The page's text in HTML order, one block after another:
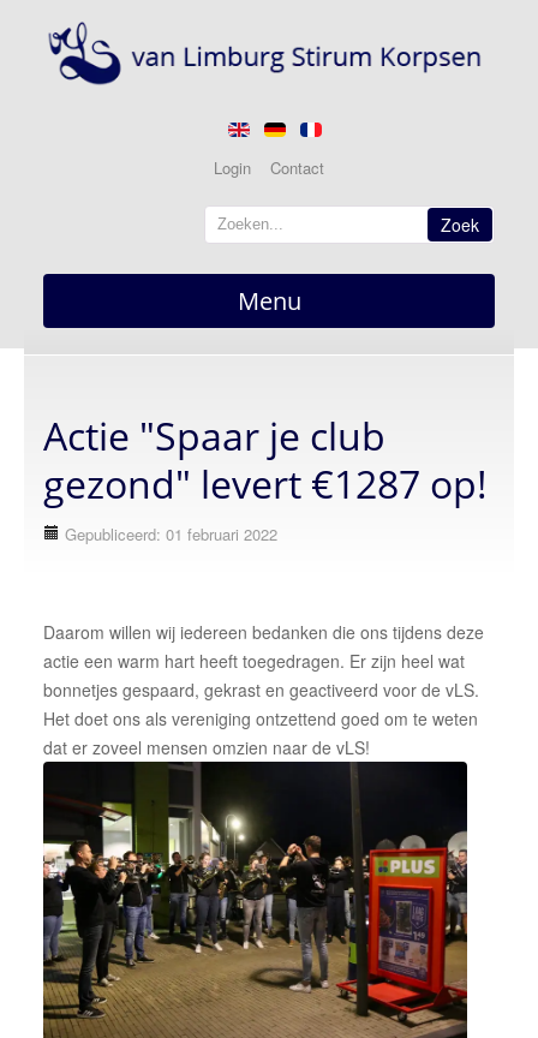
Login Contact
Zoek
Menu
Home
Nieuws
actueel
Berichten
Optredens
vLS Algemeen
vLS Samen Muziek Maken
vLS Muziekopleiding
Jong van Limburg Stirum band
van Limburg Stirum band
vLS Fanfare Orkest
Lid worden
Sponsoren
Actie "Spaar je club
gezond" levert €1287 op!
Gepubliceerd: 01 februari 2022
Daarom willen wij iedereen bedanken die ons tijdens deze
actie een warm hart heeft toegedragen. Er zijn heel wat
bonnetjes gespaard, gekrast en geactiveerd voor de vLS.
Het doet ons als vereniging ontzettend goed om te weten
dat er zoveel mensen omzien naar de vLS!